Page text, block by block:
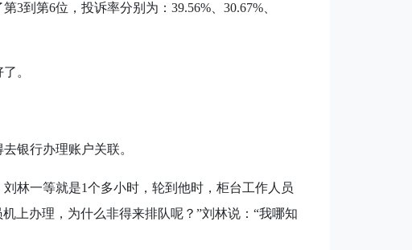
第3到第6位，投诉率分别为： 39.56% 30.67%
。
银行办理账户关联。
林一等就是1个多小时，轮到他时，柜台工作人员
上办理，为什么非得来排队呢？”刘林说：“我哪知